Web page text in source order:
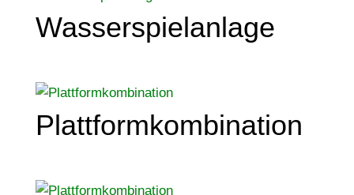
Wasserspielanlage
Plattformkombination